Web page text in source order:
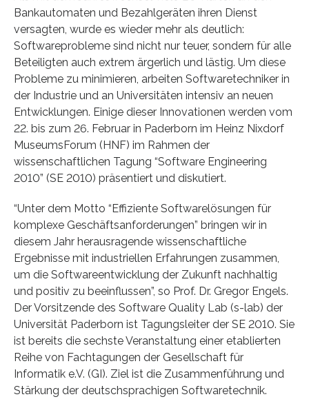
Bankautomaten und Bezahlgeräten ihren Dienst
versagten, wurde es wieder mehr als deutlich:
Softwareprobleme sind nicht nur teuer, sondern für alle
Beteiligten auch extrem ärgerlich und lästig. Um diese
Probleme zu minimieren, arbeiten Softwaretechniker in
der Industrie und an Universitäten intensiv an neuen
Entwicklungen. Einige dieser Innovationen werden vom
22. bis zum 26. Februar in Paderborn im Heinz Nixdorf
MuseumsForum (HNF) im Rahmen der
wissenschaftlichen Tagung “Software Engineering
2010” (SE 2010) präsentiert und diskutiert.
“Unter dem Motto “Effiziente Softwarelösungen für
komplexe Geschäftsanforderungen” bringen wir in
diesem Jahr herausragende wissenschaftliche
Ergebnisse mit industriellen Erfahrungen zusammen,
um die Softwareentwicklung der Zukunft nachhaltig
und positiv zu beeinflussen”, so Prof. Dr. Gregor Engels.
Der Vorsitzende des Software Quality Lab (s-lab) der
Universität Paderborn ist Tagungsleiter der SE 2010. Sie
ist bereits die sechste Veranstaltung einer etablierten
Reihe von Fachtagungen der Gesellschaft für
Informatik e.V. (GI). Ziel ist die Zusammenführung und
Stärkung der deutschsprachigen Softwaretechnik.